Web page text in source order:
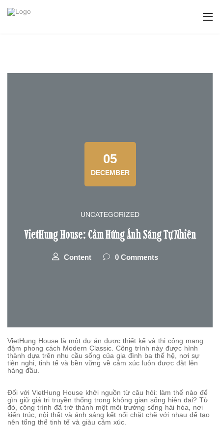
05
DECEMBER
UNCATEGORIZED
VietHung House: Cảm Hứng Ánh Sáng Tự Nhiên
Content 0 Comments
VietHung House là một dự án được thiết kế và thi công mang
đậm phong cách Modern Classic. Công trình này được hình
thành dựa trên nhu cầu sống của gia đình ba thế hệ, nơi sự
tiện nghi, tinh tế và bền vững về cảm xúc luôn được đặt lên
hàng đầu.
Đối với VietHung House khởi nguồn từ câu hỏi: làm thế nào để
gìn giữ giá trị truyền thống trong không gian sống hiện đại? Từ
đó, công trình đã trở thành một môi trường sống hài hòa, nơi
kiến trúc, nội thất và ánh sáng kết nối chặt chẽ với nhau để tạo
nên tổng thể tinh tế và giàu cảm xúc.